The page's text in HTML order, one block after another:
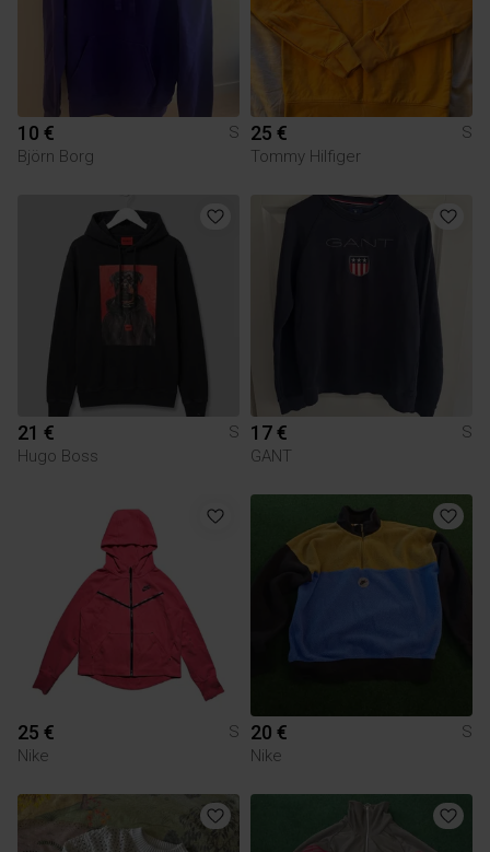
10 €
S
Björn Borg
25 €
S
Tommy Hilfiger
21 €
S
Hugo Boss
17 €
S
GANT
25 €
S
Nike
20 €
S
Nike